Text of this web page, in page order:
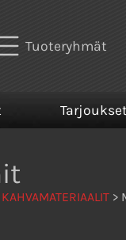
Tuoteryhmät
Tarjoukset
KAHVAMATERIAALIT >